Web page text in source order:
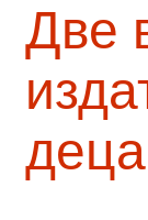
Две